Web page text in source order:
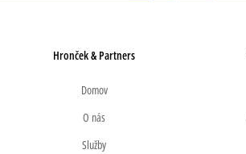
Hronček & Partners
Domov
O nás
Služby